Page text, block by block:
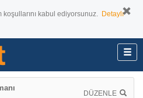
kabul ediyorsunuz. Detaylı
DÜZENLE